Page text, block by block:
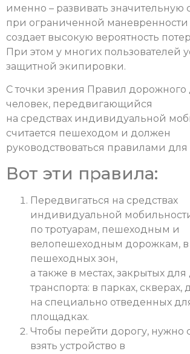
именно – развивать значительную
при ограниченной маневренности
создает высокую вероятность
При этом у многих пользователей
защитной экипировки.
С точки зрения Правил
человек, передвигающийся
на средствах индивидуальной
считается пешеходом и должен
руководствоваться правилами
Вот эти правила:
Передвигаться на средствах
индивидуальной
по тротуарам, пешеходным и
велопешеходным дорожкам, в
пешеходных зон,
а также в местах, закрытых
транспорта: в парках, скверах,
на специально отведенных
площадках.
Чтобы перейти дорогу, нужно
взять устройство в